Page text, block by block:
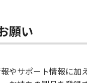
願い
やサポート情報に加